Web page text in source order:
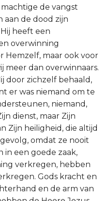
machtige de vangst
aan de dood zijn
heeft een
overwinning
Hemzelf, maar ook voor
meer dan overwinnaars.
door zichzelf behaald,
er was niemand om te
niemand,
dienst, maar Zijn
Zijn heiligheid, die altijd
omdat ze nooit
in een goede zaak,
verkregen, hebben
Gods kracht en
en de arm van